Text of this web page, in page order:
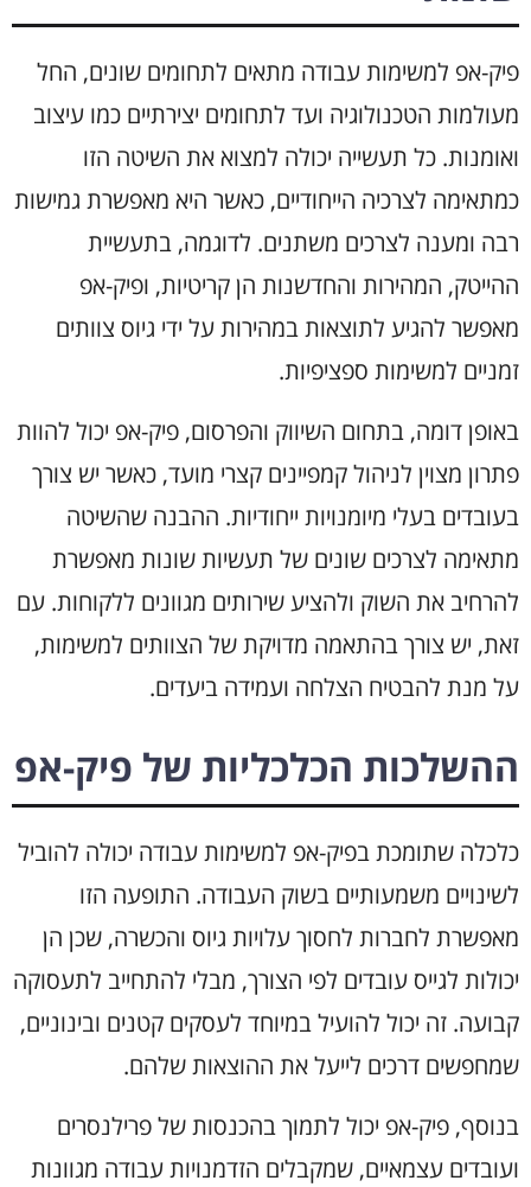
פיק-אפ למשימות עבודה מתאים לתחומים שונים, החל
מעולמות הטכנולוגיה ועד לתחומים יצירתיים כמו עיצוב
ואומנות. כל תעשייה יכולה למצוא את השיטה הזו
כמתאימה לצרכיה הייחודיים, כאשר היא מאפשרת גמישות
רבה ומענה לצרכים משתנים. לדוגמה, בתעשיית
ההייטק, המהירות והחדשנות הן קריטיות, ופיק-אפ
מאפשר להגיע לתוצאות במהירות על ידי גיוס צוותים
זמניים למשימות ספציפיות.
באופן דומה, בתחום השיווק והפרסום, פיק-אפ יכול להוות
פתרון מצוין לניהול קמפיינים קצרי מועד, כאשר יש צורך
בעובדים בעלי מיומנויות ייחודיות. ההבנה שהשיטה
מתאימה לצרכים שונים של תעשיות שונות מאפשרת
להרחיב את השוק ולהציע שירותים מגוונים ללקוחות. עם
זאת, יש צורך בהתאמה מדויקת של הצוותים למשימות,
על מנת להבטיח הצלחה ועמידה ביעדים.
ההשלכות הכלכליות של פיק-אפ
כלכלה שתומכת בפיק-אפ למשימות עבודה יכולה להוביל
לשינויים משמעותיים בשוק העבודה. התופעה הזו
מאפשרת לחברות לחסוך עלויות גיוס והכשרה, שכן הן
יכולות לגייס עובדים לפי הצורך, מבלי להתחייב לתעסוקה
קבועה. זה יכול להועיל במיוחד לעסקים קטנים ובינוניים,
שמחפשים דרכים לייעל את ההוצאות שלהם.
בנוסף, פיק-אפ יכול לתמוך בהכנסות של פרילנסרים
ועובדים עצמאיים, שמקבלים הזדמנויות עבודה מגוונות